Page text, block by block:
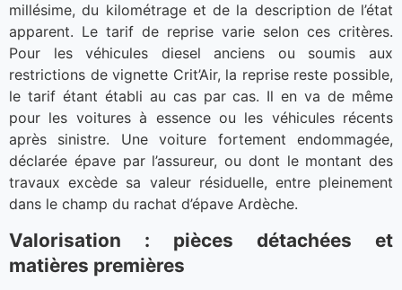
millésime, du kilométrage et de la description de l’état
apparent. Le tarif de reprise varie selon ces critères.
Pour les véhicules diesel anciens ou soumis aux
restrictions de vignette Crit’Air, la reprise reste possible,
le tarif étant établi au cas par cas. Il en va de même
pour les voitures à essence ou les véhicules récents
après sinistre. Une voiture fortement endommagée,
déclarée épave par l’assureur, ou dont le montant des
travaux excède sa valeur résiduelle, entre pleinement
dans le champ du rachat d’épave Ardèche.
Valorisation : pièces détachées et
matières premières